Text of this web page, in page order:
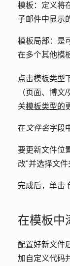
模板 ：定义将
子邮件中显示
模板局部 ：是
在多个其他模
点击模板类型
（页面、博
关模板类型的
在 文件名字段
要更新文件位
改"并选择文件
完成后，单击
在模板中
配置好新文件
加自定义代码